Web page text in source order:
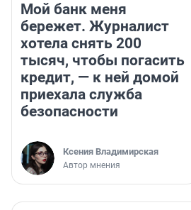
Мой банк меня
бережет. Журналист
хотела снять 200
тысяч, чтобы погасить
кредит, — к ней домой
приехала служба
безопасности
Ксения Владимирская
Автор мнения